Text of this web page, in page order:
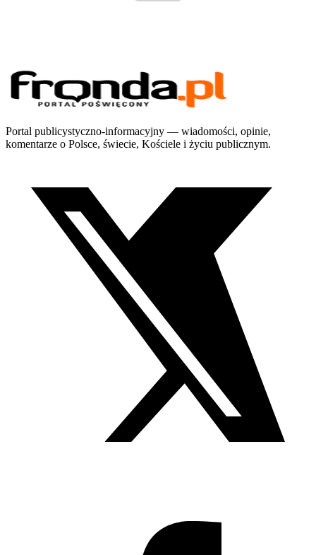
Portal publicystyczno-informacyjny — wiadomości, opinie,
komentarze o Polsce, świecie, Kościele i życiu publicznym.